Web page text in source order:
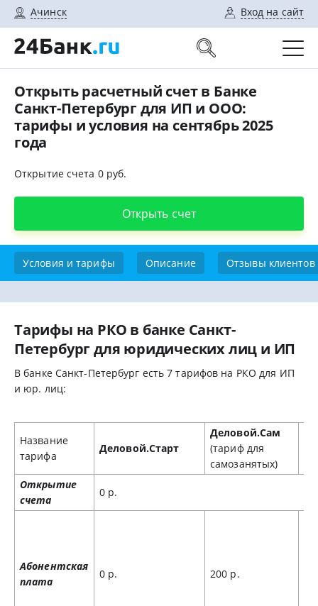
Ачинск Вход на сайт
Открыть расчетный счет в Банке
Санкт-Петербург для ИП и ООО:
тарифы и условия на сентябрь 2025
года
Открытие счета 0 руб.
Открыть счет
Условия и тарифы Описание Отзывы клиентов
Тарифы на РКО в банке Санкт-
Петербург для юридических лиц и ИП
В банке Санкт-Петербург есть 7 тарифов на РКО для ИП
и юр. лиц:
Название
тарифа
Деловой.Старт
Деловой.Сам
(тариф для
самозанятых)
Открытие
счета
0 р.
Абонентская
плата
0 р. 200 р.